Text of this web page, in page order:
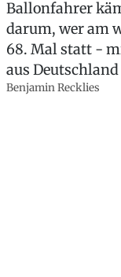
Ballonfahrer
darum, wer am
68. Mal statt -
aus
Benjamin Recklies